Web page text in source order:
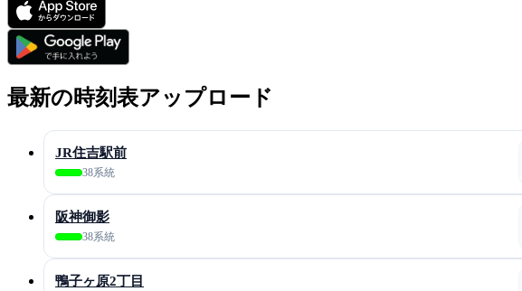
最新の時刻表アップロード
JR住吉駅前
38系統
阪神御影
38系統
鴨子ヶ原2丁目